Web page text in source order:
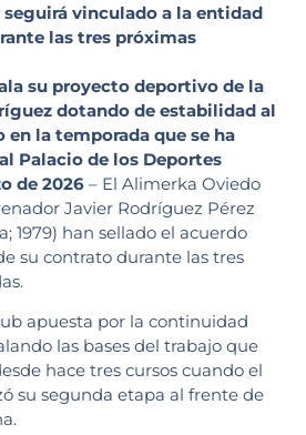
seguirá vinculado a la entidad
las tres próximas
su proyecto deportivo de la
dotando de estabilidad al
en la temporada que se ha
Palacio de los Deportes
de 2026– El Alimerka Oviedo
Javier Rodríguez Pérez
1979) han sellado el acuerdo
su contrato durante las tres
apuesta por la continuidad
las bases del trabajo que
hace tres cursos cuando el
su segunda etapa al frente de